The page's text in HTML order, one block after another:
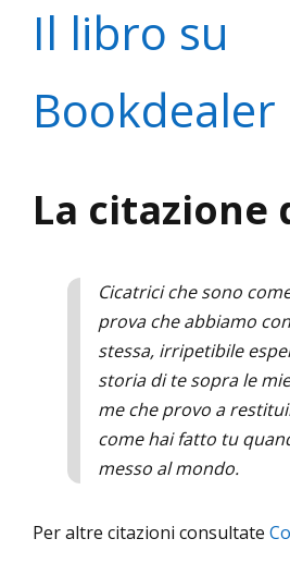
Il libro su
Bookdealer
La citazione
Cicatrici che sono
prova che abbiamo
stessa, irripetibile
storia di te sopra le
me che provo a
come hai fatto tu
messo al mondo.
Per altre citazioni consultate